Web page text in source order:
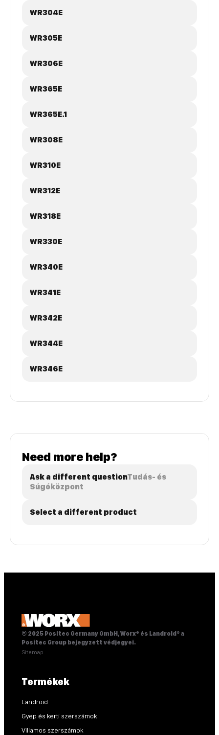
WR304E
WR305E
WR306E
WR365E
WR365E.1
WR308E
WR310E
WR312E
WR318E
WR330E
WR340E
WR341E
WR342E
WR344E
WR346E
Need more help?
Ask a different questionTudás- és
Súgóközpont
Select a different product
© 2025 Positec Germany GmbH, Worx® és Landroid® a
Positec Group bejegyzett védjegyei.
Sitemap
Termékek
Landroid
Gyep és kerti szerszámok
Villamos szerszámok